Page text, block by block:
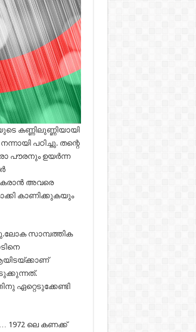
കണ്ണിലുണ്ണിയായി
പഠിച്ചു. തന്റെ
പൗരനും ഉയര്‍ന്ന
അവരെ
കാണിക്കുകയും
സാമ്പത്തിക
ഏറ്റെടുക്കേണ്ടി
ലെ കണക്ക്